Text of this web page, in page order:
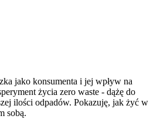
jako konsumenta i jej wpływ na
życia zero waste - dążę do
ilości odpadów. Pokazuję, jak żyć w
sobą.